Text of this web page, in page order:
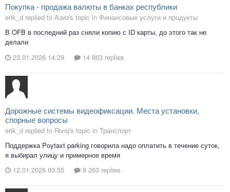
Покупка - продажа валюты в банках республики
erik_d replied to Азиз's topic in Финансовые услуги и продукты
В OFB в последний раз сняли копию с ID карты, до этого так не
делали
23.01.2026 14:29
14 863 replies
Дорожные системы видеофиксации. Места установки,
спорные вопросы
erik_d replied to Rivoj's topic in Транспорт
Поддержка Poytaxt parking говорила надо оплатить в течение суток,
я выбирал улицу и примерное время
12.01.2026 03:55
8 263 replies